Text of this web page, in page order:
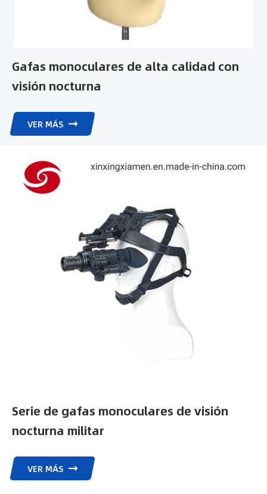
Gafas monoculares de alta calidad con
visión nocturna
VER MÁS
Serie de gafas monoculares de visión
nocturna militar
VER MÁS